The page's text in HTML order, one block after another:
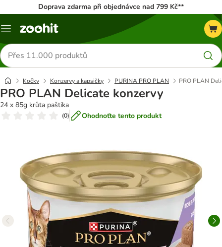
Doprava zdarma při objednávce nad 799 Kč**
Menu
Hledat
produkty
Kočky Konzervy a kapsičky PURINA PRO PLAN PRO PLAN
PRO PLAN Delicate konzervy
24 x 85g krůta paštika
(0) Ohodnoťte tento produkt